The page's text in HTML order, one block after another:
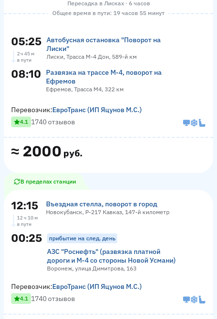
Пересадка в Лисках · 6 часов
Общее время в пути: 19 часов 55 минут
05:25
Автобусная остановка "Поворот на
Лиски"
Лиски, Трасса М-4 Дон, 589-й км
2 ч 45 м
в пути
08:10
Развязка на трассе М-4, поворот на
Ефремов
Ефремов, Трасса М4, 322 км
≈ 2000 руб.
Перевозчик:ЕвроТранс (ИП Яцунов М.С.)
4.1 1740 отзывов
В пределах станции
12:15 Въездная стелла, поворот в город
Новокубанск, Р-217 Кавказ, 147-й километр
12 ч 10 м
в пути
00:25 прибытие на след. день
АЗС "Роснефть" (развязка платной
дороги и М-4 со стороны Новой Усмани)
Воронеж, улица Димитрова, 163
Перевозчик:ЕвроТранс (ИП Яцунов М.С.)
4.1 1740 отзывов